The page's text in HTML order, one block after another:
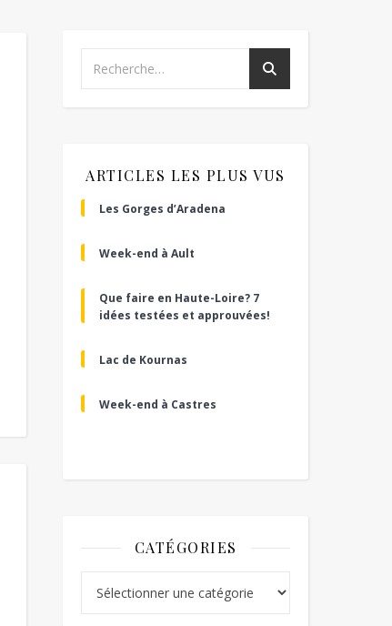
ARTICLES LES PLUS VUS
Les Gorges d’Aradena
Week-end à Ault
Que faire en Haute-Loire? 7
idées testées et approuvées!
Lac de Kournas
Week-end à Castres
CATÉGORIES